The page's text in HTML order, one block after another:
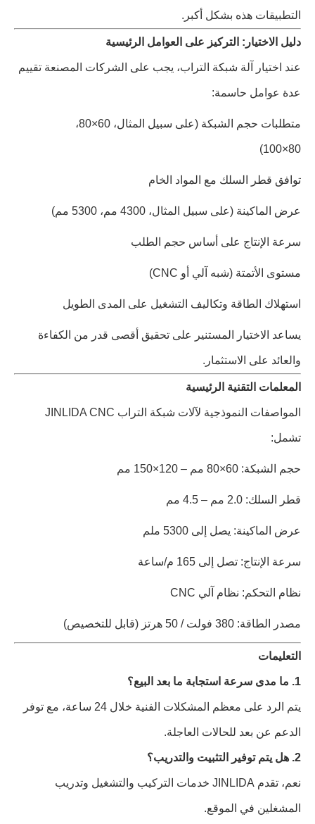
التطبيقات هذه بشكل أكبر.
دليل الاختيار: التركيز على العوامل الرئيسية
عند اختيار آلة شبكة التراب، يجب على الشركات المصنعة تقييم
عدة عوامل حاسمة:
متطلبات حجم الشبكة (على سبيل المثال، 60×80،
80×100)
توافق قطر السلك مع المواد الخام
عرض الماكينة (على سبيل المثال، 4300 مم، 5300 مم)
سرعة الإنتاج على أساس حجم الطلب
مستوى الأتمتة (شبه آلي أو CNC)
استهلاك الطاقة وتكاليف التشغيل على المدى الطويل
يساعد الاختيار المستنير على تحقيق أقصى قدر من الكفاءة
والعائد على الاستثمار.
المعلمات التقنية الرئيسية
المواصفات النموذجية لآلات شبكة التراب JINLIDA CNC
تشمل:
حجم الشبكة: 60×80 مم – 120×150 مم
قطر السلك: 2.0 مم – 4.5 مم
عرض الماكينة: يصل إلى 5300 ملم
سرعة الإنتاج: تصل إلى 165 م/ساعة
نظام التحكم: نظام آلي CNC
مصدر الطاقة: 380 فولت / 50 هرتز (قابل للتخصيص)
التعليمات
1. ما مدى سرعة استجابة ما بعد البيع؟
يتم الرد على معظم المشكلات الفنية خلال 24 ساعة، مع توفر
الدعم عن بعد للحالات العاجلة.
2. هل يتم توفير التثبيت والتدريب؟
نعم، تقدم JINLIDA خدمات التركيب والتشغيل وتدريب
المشغلين في الموقع.